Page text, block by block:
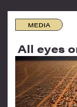
MEDIA
All eyes